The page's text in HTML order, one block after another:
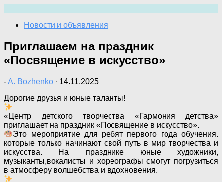
содержимому
Новости и объявления
Приглашаем на праздник
«Посвящение в искусство»
-A. Bozhenko · 14.11.2025
Дорогие друзья и юные таланты!
«Центр детского творчества «Гармония детства»
приглашает на праздник «Посвящение в искусство».
Это мероприятие для ребят первого года обучения,
которые только начинают свой путь в мир творчества и
искусства. На празднике юные художники,
музыканты,вокалисты и хореографы смогут погрузиться
в атмосферу волшебства и вдохновения.